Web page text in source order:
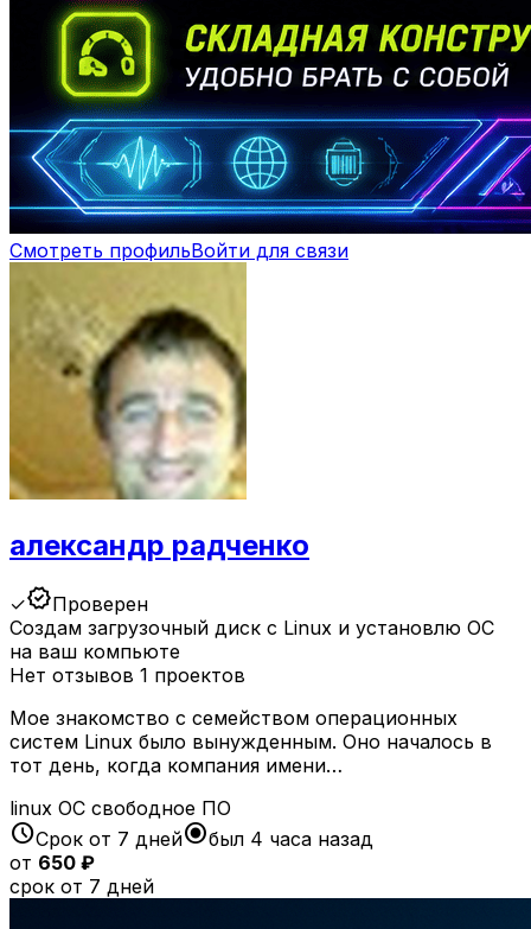
Смотреть профильВойти для связи
александр радченко
✓verifiedПроверен
Создам загрузочный диск с Linux и установлю ОС
на ваш компьюте
Нет отзывов 1 проектов
Мое знакомство с семейством операционных
систем Linux было вынужденным. Оно началось в
тот день, когда компания имени…
linux ОС свободное ПО
scheduleСрок от 7 днейradio_button_checkedбыл 4 часа назад
от 650 ₽
срок от 7 дней